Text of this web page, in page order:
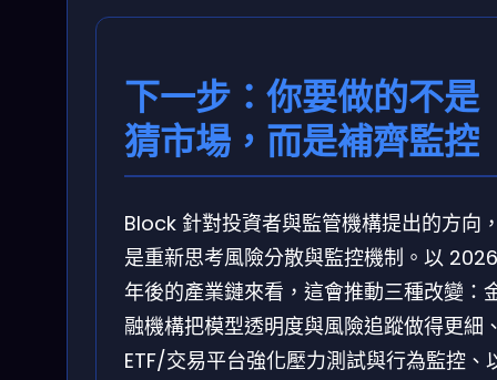
下一步：你要做的不是
猜市場，而是補齊監控
Block 針對投資者與監管機構提出的方向
是重新思考風險分散與監控機制。以 2026
年後的產業鏈來看，這會推動三種改變：
融機構把模型透明度與風險追蹤做得更細
ETF/交易平台強化壓力測試與行為監控、